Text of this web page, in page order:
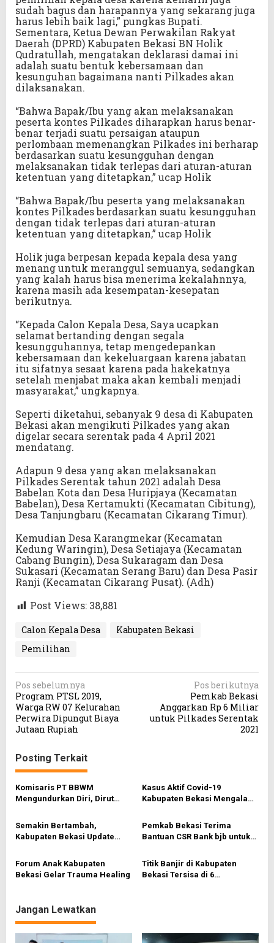
sudah bagus dan harapannya yang sekarang juga
harus lebih baik lagi,” pungkas Bupati.
Sementara, Ketua Dewan Perwakilan Rakyat
Daerah (DPRD) Kabupaten Bekasi BN Holik
Qudratullah, mengatakan deklarasi damai ini
adalah suatu bentuk kebersamaan dan
kesunguhan bagaimana nanti Pilkades akan
dilaksanakan.
“Bahwa Bapak/Ibu yang akan melaksanakan
peserta kontes Pilkades diharapkan harus benar-
benar terjadi suatu persaigan ataupun
perlombaan memenangkan Pilkades ini berharap
berdasarkan suatu kesungguhan dengan
melaksanakan tidak terlepas dari aturan-aturan
ketentuan yang ditetapkan,” ucap Holik
“Bahwa Bapak/Ibu peserta yang melaksanakan
kontes Pilkades berdasarkan suatu kesungguhan
dengan tidak terlepas dari aturan-aturan
ketentuan yang ditetapkan,” ucap Holik
Holik juga berpesan kepada kepala desa yang
menang untuk meranggul semuanya, sedangkan
yang kalah harus bisa menerima kekalahnnya,
karena masih ada kesempatan-kesepatan
berikutnya.
“Kepada Calon Kepala Desa, Saya ucapkan
selamat bertanding dengan segala
kesungguhannya, tetap mengedepankan
kebersamaan dan kekeluargaan karena jabatan
itu sifatnya sesaat karena pada hakekatnya
setelah menjabat maka akan kembali menjadi
masyarakat,” ungkapnya.
Seperti diketahui, sebanyak 9 desa di Kabupaten
Bekasi akan mengikuti Pilkades yang akan
digelar secara serentak pada 4 April 2021
mendatang.
Adapun 9 desa yang akan melaksanakan
Pilkades Serentak tahun 2021 adalah Desa
Babelan Kota dan Desa Huripjaya (Kecamatan
Babelan), Desa Kertamukti (Kecamatan Cibitung),
Desa Tanjungbaru (Kecamatan Cikarang Timur).
Kemudian Desa Karangmekar (Kecamatan
Kedung Waringin), Desa Setiajaya (Kecamatan
Cabang Bungin), Desa Sukaragam dan Desa
Sukasari (Kecamatan Serang Baru) dan Desa Pasir
Ranji (Kecamatan Cikarang Pusat). (Adh)
Post Views: 38,881
Calon Kepala Desa
Kabupaten Bekasi
Pemilihan
N
a
v
i
g
a
s
i
p
o
s
Pos sebelumnya
Program PTSL 2019,
Warga RW 07 Kelurahan
Perwira Dipungut Biaya
Jutaan Rupiah
Pos berikutnya
Pemkab Bekasi
Anggarkan Rp 6 Miliar
untuk Pilkades Serentak
2021
Posting Terkait
Komisaris PT BBWM
Mengundurkan Diri, Dirut
Kasus Aktif Covid-19
Kabupaten Bekasi Mengalami
Semakin Bertambah,
Kabupaten Bekasi Update
Pemkab Bekasi Terima
Bantuan CSR Bank bjb untuk
Forum Anak Kabupaten
Bekasi Gelar Trauma Healing
Titik Banjir di Kabupaten
Bekasi Tersisa di 6
Jangan Lewatkan